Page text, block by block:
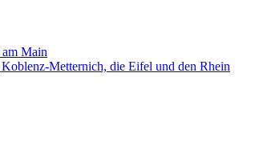
Main
Metternich, die Eifel und den Rhein